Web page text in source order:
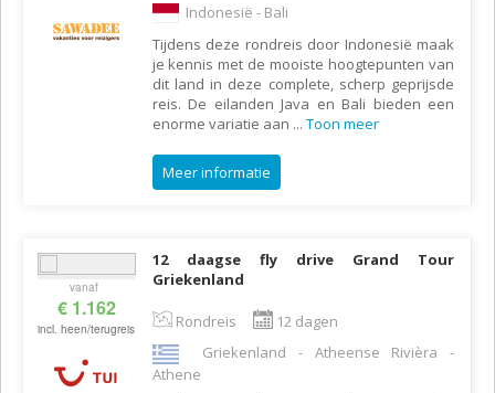
Indonesië - Bali
Tijdens deze rondreis door Indonesië maak
je kennis met de mooiste hoogtepunten van
dit land in deze complete, scherp geprijsde
reis. De eilanden Java en Bali bieden een
enorme variatie aan ... Toon meer
Meer informatie
vanaf
€ 1.162
incl. heen/terugreis
12 daagse fly drive Grand Tour
Griekenland
Rondreis
12 dagen
Griekenland - Atheense Rivièra -
Athene